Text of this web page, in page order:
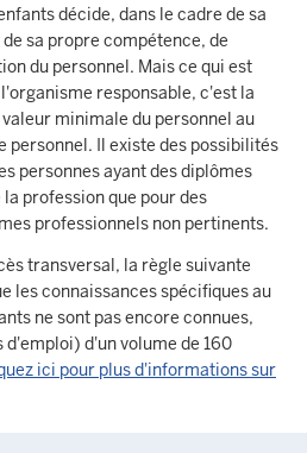
décide, dans le cadre de sa
sa propre compétence, de
du personnel. Mais ce qui est
responsable, c'est la
minimale du personnel au
personnel. Il existe des possibilités
personnes ayant des diplômes
profession que pour des
professionnels non pertinents.
transversal, la règle suivante
les connaissances spécifiques au
ne sont pas encore connues,
d'un volume de 160
ici pour plus d'informations sur